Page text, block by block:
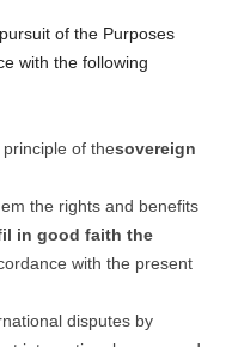
of the Purposes
with the following
of thesovereign
the rights and benefits
in good faith the
with the present
disputes by